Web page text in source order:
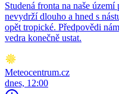
Studená fronta na naše
nevydrží dlouho a hned s
opět tropické. Předpovědi
vedra konečně ustat.
Meteocentrum.cz
dnes, 12:00